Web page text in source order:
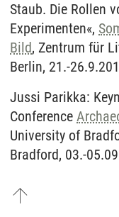
Staub. Die Rollen
Experimenten«,
Bild, Zentrum für
Berlin, 21.-
Jussi Parikka:
Conference
University of
Bradford, 03.-